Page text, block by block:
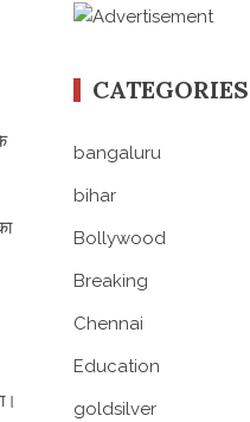
CATEGORIES
bangaluru
bihar
Bollywood
Breaking
Chennai
Education
goldsilver